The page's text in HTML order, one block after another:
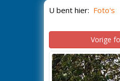
U bent hier: Foto's
Vorige